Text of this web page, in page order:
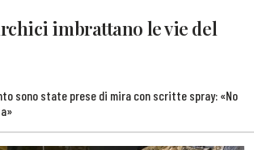
imbrattano le vie del
sono state prese di mira con scritte spray: «No